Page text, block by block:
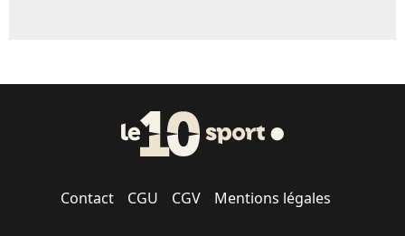
Contact CGU CGV Mentions légales